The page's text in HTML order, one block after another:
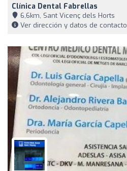
Clínica Dental Fabrellas
6,6km, Sant Vicenç dels Horts
Ver dirección y datos de contacto